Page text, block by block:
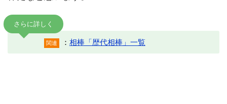
さらに詳しく
関連 ： 相棒「歴代相棒」一覧